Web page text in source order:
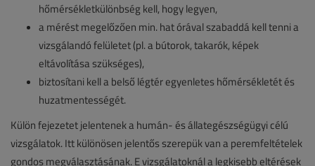
hőmérsékletkülönbség kell, hogy legyen,
a mérést megelőzően min. hat órával szabaddá kell tenni a
vizsgálandó felületet (pl. a bútorok, takarók, képek
eltávolítása szükséges),
biztosítani kell a belső légtér egyenletes hőmérsékletét és
huzatmentességét.
Külön fejezetet jelentenek a humán- és állategészségügyi célú
vizsgálatok. Itt különösen jelentős szerepük van a peremfeltételek
gondos megválasztásának. E vizsgálatoknál a legkisebb eltérések